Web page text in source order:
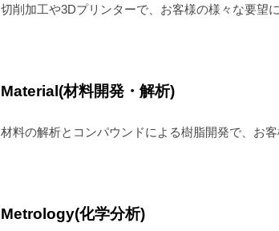
切削加工や3Dプリンターで、お客様の様々な要望
Material(材料開発・解析)
材料の解析とコンパウンドによる樹脂開発で、お
Metrology(化学分析)